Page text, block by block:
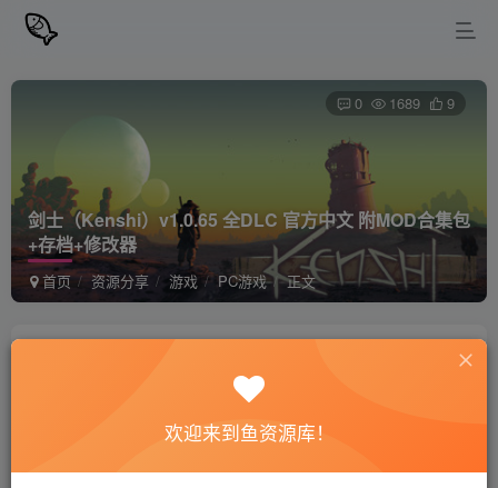
剑士（Kenshi）v1.0.65 全DLC 官方中文 附MOD合集包
+存档+修改器
首页 资源分享 游戏 PC游戏 正文
0 1689 9
私信
欢迎来到鱼资源库！